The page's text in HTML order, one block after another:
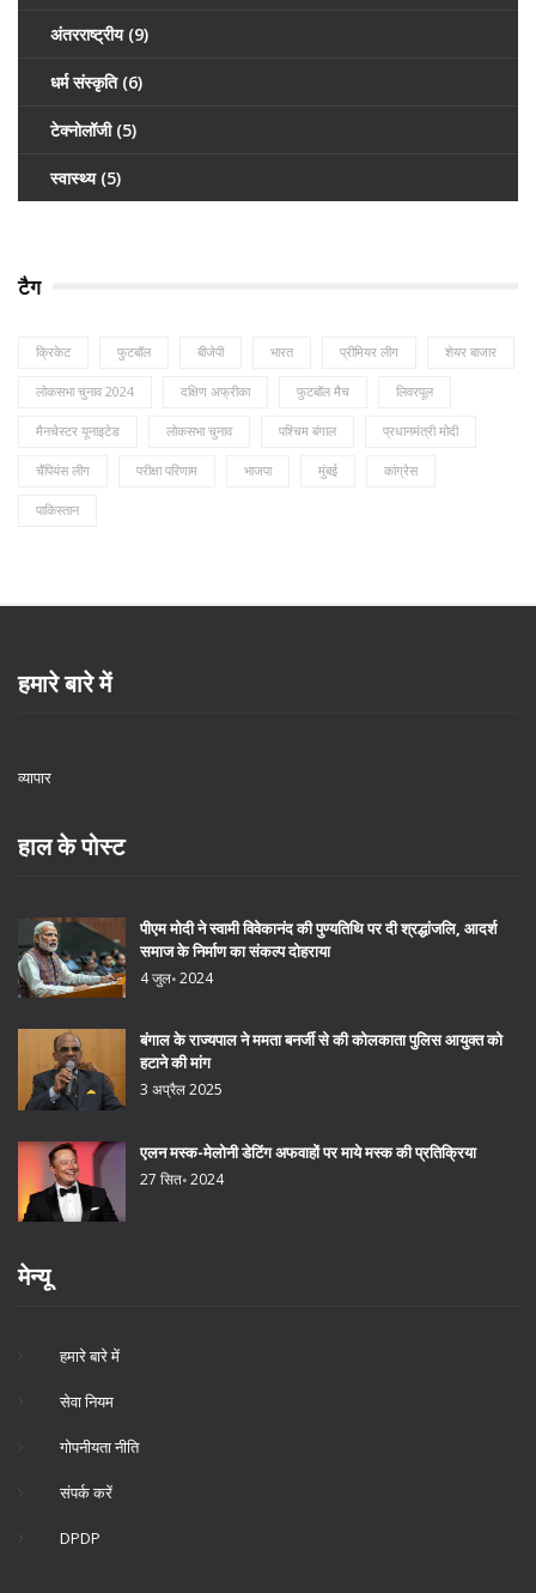
अंतरराष्ट्रीय (9)
धर्म संस्कृति (6)
टेक्नोलॉजी (5)
स्वास्थ्य (5)
टैग
क्रिकेट फुटबॉल बीजेपी भारत प्रीमियर लीग शेयर बाजार
लोकसभा चुनाव 2024 दक्षिण अफ्रीका फुटबॉल मैच लिवरपूल
मैनचेस्टर यूनाइटेड लोकसभा चुनाव पश्चिम बंगाल प्रधानमंत्री मोदी
चैंपियंस लीग परीक्षा परिणाम भाजपा मुंबई कांग्रेस
पाकिस्तान
हमारे बारे में
व्यापार
हाल के पोस्ट
पीएम मोदी ने स्वामी विवेकानंद की पुण्यतिथि पर दी श्रद्धांजलि, आदर्श
समाज के निर्माण का संकल्प दोहराया
4 जुल॰ 2024
बंगाल के राज्यपाल ने ममता बनर्जी से की कोलकाता पुलिस आयुक्त को
हटाने की मांग
3 अप्रैल 2025
एलन मस्क-मेलोनी डेटिंग अफवाहों पर माये मस्क की प्रतिक्रिया
27 सित॰ 2024
मेन्यू
हमारे बारे में
सेवा नियम
गोपनीयता नीति
संपर्क करें
DPDP